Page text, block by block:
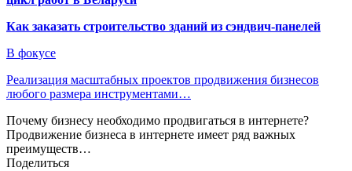
Как заказать строительство зданий из сэндвич-панелей
В фокусе
Реализация масштабных проектов продвижения бизнесов
любого размера инструментами…
Почему бизнесу необходимо продвигаться в интернете?
Продвижение бизнеса в интернете имеет ряд важных
преимуществ…
Поделиться